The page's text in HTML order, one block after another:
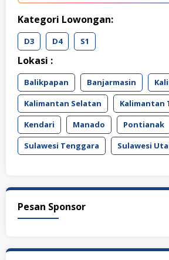
Kategori Lowongan:
D3 D4 S1
Lokasi :
Balikpapan Banjarmasin
Kalimantan Selatan
Kalimantan
Kendari
Manado
Pontianak
Sulawesi Tenggara
Sulawesi
Pesan Sponsor